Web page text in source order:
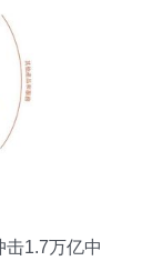
击1.7万亿中